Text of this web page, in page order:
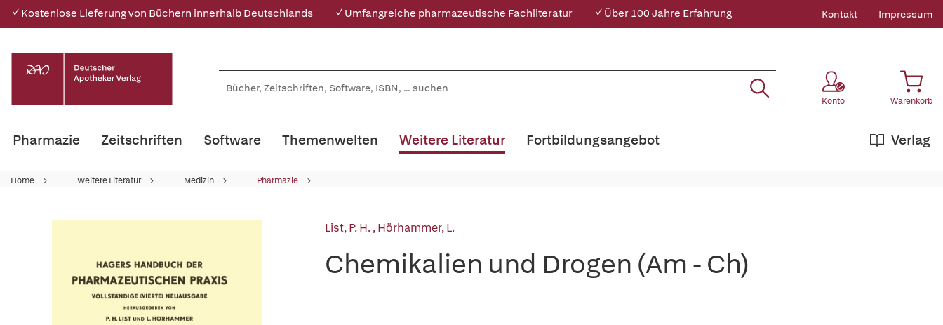
✓ Kostenlose Lieferung von Büchern innerhalb Deutschlands ✓ Umfangreiche pharmazeutische Fachliteratur ✓ Über 100 Jahre Erfahrung Kontakt Impressum
Konto Warenkorb
Pharmazie Zeitschriften Software Themenwelten Weitere Literatur Verlag
Fortbildungsangebot
Home Weitere Literatur Medizin Pharmazie
List, P. H.,Hörhammer, L.
Chemikalien und Drogen (Am - Ch)